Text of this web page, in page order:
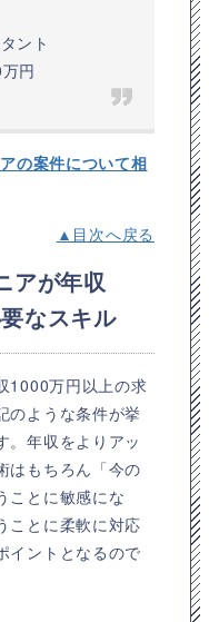
ント
円
の案件について相
▲目次へ戻る
が年収
なスキル
1000万円以上の求
のような条件が挙
。年収をよりアッ
はもちろん「今の
ことに敏感にな
ことに柔軟に対応
イントとなるので